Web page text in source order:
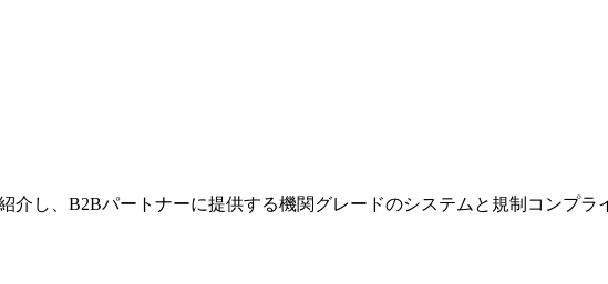
介し、B2Bパートナーに提供する機関グレードのシステムと規制コンプラ